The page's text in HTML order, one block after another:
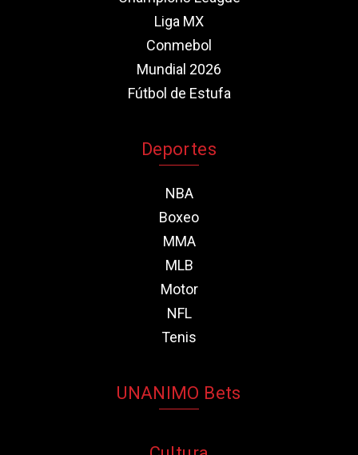
Liga MX
Conmebol
Mundial 2026
Fútbol de Estufa
Deportes
NBA
Boxeo
MMA
MLB
Motor
NFL
Tenis
UNANIMO Bets